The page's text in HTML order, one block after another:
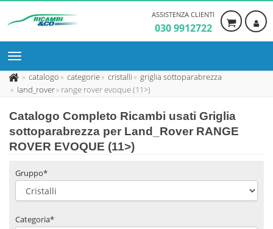
ASSISTENZA CLIENTI
030 9912722
catalogo categorie cristalli
griglia sottoparabrezza
land_rover
range rover evoque (11>)
Catalogo Completo Ricambi usati Griglia
sottoparabrezza per Land_Rover RANGE
ROVER EVOQUE (11>)
Gruppo*
Categoria*